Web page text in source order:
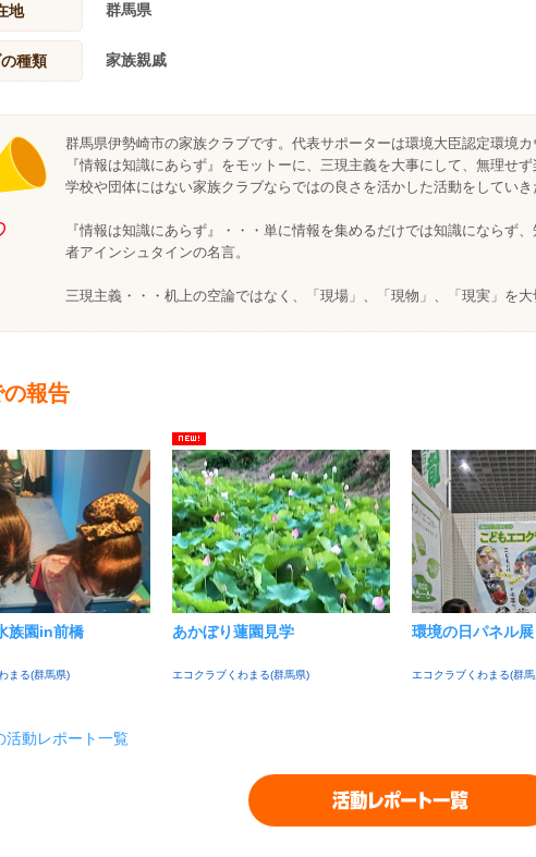
地 群馬県
種類 家族親戚
群馬県伊勢崎市の家族クラブです。代表サポーターは環境大臣認定環境カ
『情報は知識にあらず』をモットーに、三現主義を大事にして、無理せ
学校や団体にはない家族クラブならではの良さを活かした活動をしていき
『情報は知識にあらず』・・・単に情報を集めるだけでは知識にならず
者アインシュタインの名言。
三現主義・・・机上の空論ではなく、「現場」、「現物」、「現実」を大
報告
族園in前橋
まる(群馬県)
あかぼり蓮園見学
エコクラブくわまる(群馬県)
環境の日パネル展
エコクラブくわまる(群
活動レポート一覧